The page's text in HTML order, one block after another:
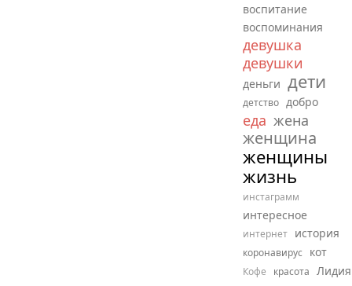
воспитание
воспоминания
девушка
девушки
деньги дети
детство добро
еда жена
женщина
женщины
жизнь
инстаграмм
интересное
интернет история
коронавирус кот
Кофе красота Лидия